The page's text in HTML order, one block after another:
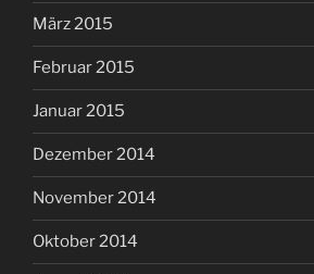
März 2015
Februar 2015
Januar 2015
Dezember 2014
November 2014
Oktober 2014